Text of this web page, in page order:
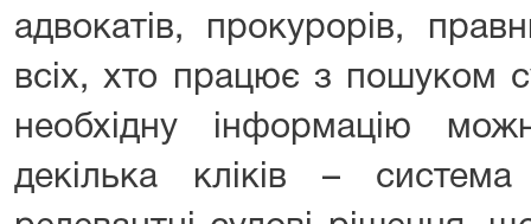
адвокатів, прокурорів,
всіх, хто працює з пошуком
необхідну інформацію
декілька кліків –